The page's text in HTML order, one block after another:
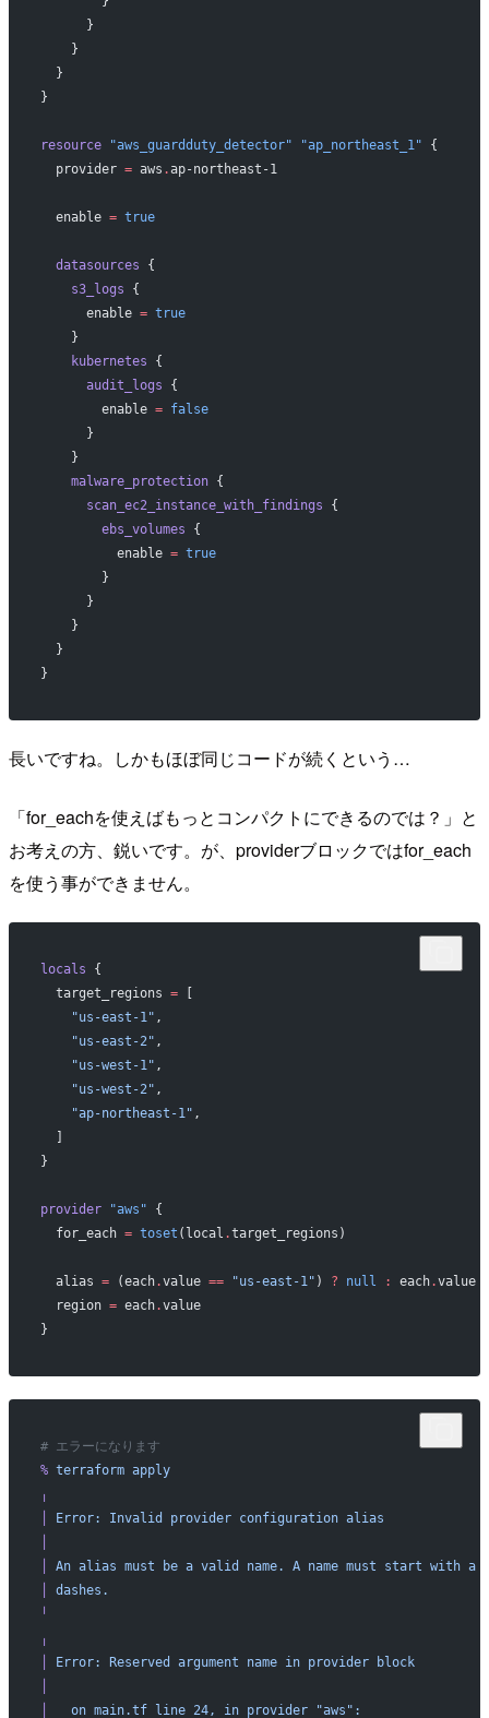
      }
    }
  }
}
resource "aws_guardduty_detector" "ap_northeast_1" {
  provider
= aws .ap-northeast-1
  enable
= true
  datasources
{
    s3_logs
{
      enable
= true
    }
    kubernetes
{
      audit_logs
{
        enable
= false
      }
    }
    malware_protection
{
      scan_ec2_instance_with_findings
{
        ebs_volumes
{
          enable
= true
        }
      }
    }
  }
}
長いですね。しかもほぼ同じコードが続くという…
「for_eachを使えばもっとコンパクトにできるのでは？」と
お考えの方、鋭いです。が、providerブロックではfor_each
を使う事ができません。
locals {
  target_regions
= [
    "us-east-1"
,
    "us-east-2"
,
    "us-west-1"
,
    "us-west-2"
,
    "ap-northeast-1"
,
}
provider "aws" {
  for_each
= toset (local .target_regions)
  alias
= (each.value == "us-east-1" ) ? null : each.value
  region
= each.value
}
# エラーになります
% terraform apply
╷
Error: Invalid provider configuration alias
An alias must be a valid name. A name must start with a
dashes.
╵
╷
Error: Reserved argument name in provider block
   on
main.tf line 24, in provider "aws":